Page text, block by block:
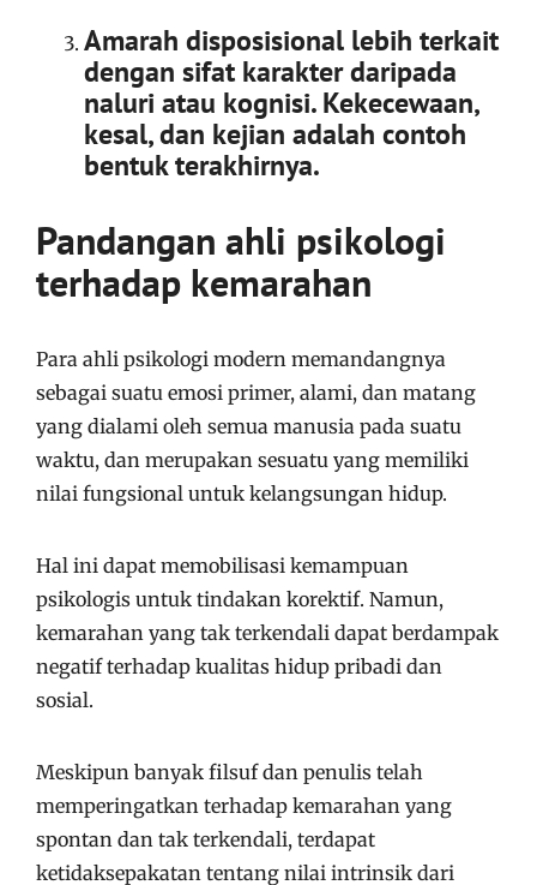
Amarah disposisional lebih terkait
dengan sifat karakter daripada
naluri atau kognisi. Kekecewaan,
kesal, dan kejian adalah contoh
bentuk terakhirnya.
Pandangan ahli psikologi
terhadap kemarahan
Para ahli psikologi modern memandangnya
sebagai suatu emosi primer, alami, dan matang
yang dialami oleh semua manusia pada suatu
waktu, dan merupakan sesuatu yang memiliki
nilai fungsional untuk kelangsungan hidup.
Hal ini dapat memobilisasi kemampuan
psikologis untuk tindakan korektif. Namun,
kemarahan yang tak terkendali dapat berdampak
negatif terhadap kualitas hidup pribadi dan
sosial.
Meskipun banyak filsuf dan penulis telah
memperingatkan terhadap kemarahan yang
spontan dan tak terkendali, terdapat
ketidaksepakatan tentang nilai intrinsik dari